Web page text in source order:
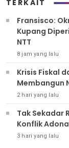
TERKAIT
Fransisco:
Kupang
NTT
8 jam yang lalu
Krisis Fiskal
Membangun
2 hari yang lalu
Tak Sekadar
Konflik
3 hari yang lalu